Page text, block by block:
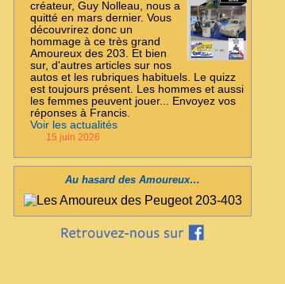
créateur, Guy Nolleau, nous a
quitté en mars dernier. Vous
découvrirez donc un
hommage à ce très grand
Amoureux des 203. Et bien
sur, d'autres articles sur nos
autos et les rubriques habituels. Le quizz
est toujours présent. Les hommes et aussi
les femmes peuvent jouer... Envoyez vos
réponses à Francis.
Voir les actualités
15 juin 2026
Au hasard des Amoureux…